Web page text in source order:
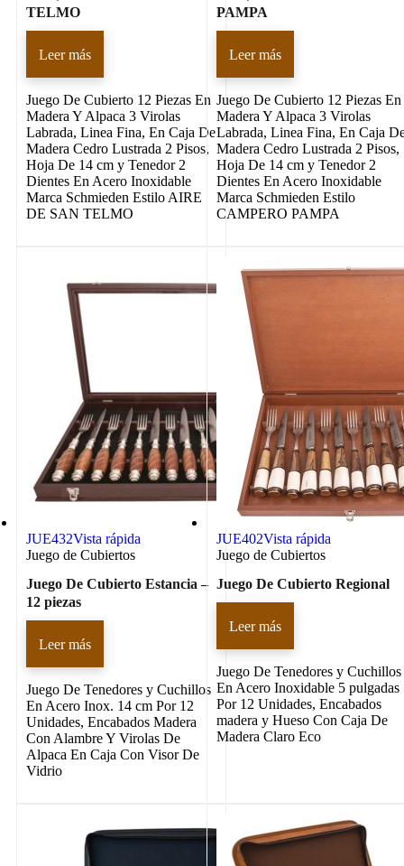
TELMO
Leer más
Juego De Cubierto 12 Piezas En
Madera Y Alpaca 3 Virolas
Labrada, Linea Fina, En Caja De
Madera Cedro Lustrada 2 Pisos,
Hoja De 14 cm y Tenedor 2
Dientes En Acero Inoxidable
Marca Schmieden Estilo AIRE
DE SAN TELMO
PAMPA
Leer más
Juego De Cubierto 12 Piezas En
Madera Y Alpaca 3 Virolas
Labrada, Linea Fina, En Caja
Madera Cedro Lustrada 2 Pisos,
Hoja De 14 cm y Tenedor 2
Dientes En Acero Inoxidable
Marca Schmieden Estilo
CAMPERO PAMPA
JUE432Vista rápida
Juego de Cubiertos
Juego De Cubierto Estancia –
12 piezas
Leer más
Juego De Tenedores y Cuchillos
En Acero Inox. 14 cm Por 12
Unidades, Encabados Madera
Con Alambre Y Virolas De
Alpaca En Caja Con Visor De
Vidrio
JUE402Vista rápida
Juego de Cubiertos
Juego De Cubierto Regional
Leer más
Juego De Tenedores y Cuchillos
En Acero Inoxidable 5 pulgadas
Por 12 Unidades, Encabados
madera y Hueso Con Caja De
Madera Claro Eco